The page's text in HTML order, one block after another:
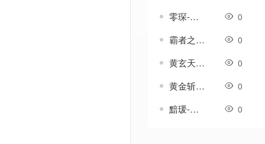
零琛-传奇武器素材 0
霸者之刃-传奇武器素材 0
黄玄天-传奇武器素材 0
黄金斩-传奇武器素材 0
黯瑗-传奇武器素材 0